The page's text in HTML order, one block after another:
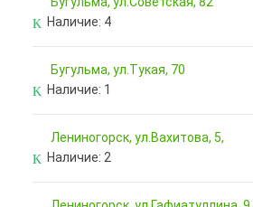
Наличие: 4
Бугульма, ул.Тукая, 70
Наличие: 1
Лениногорск, ул.Вахитова, 5,
Наличие: 2